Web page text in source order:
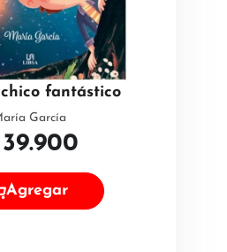
fantástico
García
39.900
Agregar